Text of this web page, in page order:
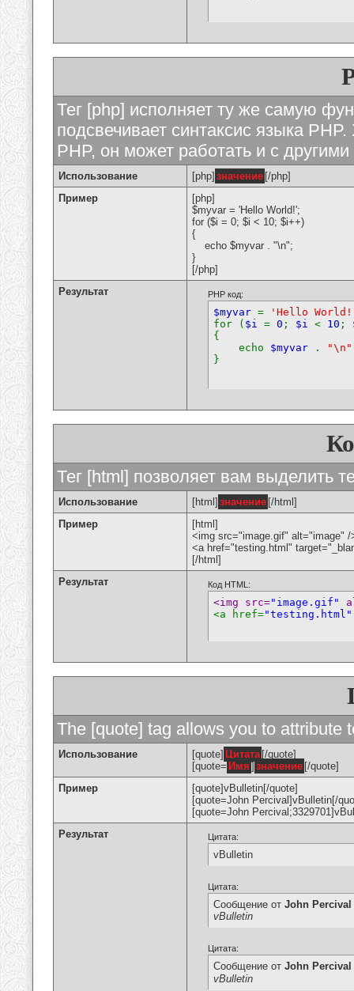
Тег [php] исполняет ту же самую
подсвечивает синтаксис языка
PHP, он может работать и с
Использование [php] значение [/php]
Пример
[php]
$myvar = 'Hello World!';
for ($i = 0; $i < 10; $i++)
{
echo $myvar . "\n";
}
[/php]
Результат
PHP код:
$myvar =
'Hello
for ( $i = 0 ; $i < 10 ;
{
echo $myvar . "\n"
}
Тег [html] позволяет вам выделить
Использование [html] значение [/html]
Пример
[html]
<img src="image.gif" alt="image" /
<a href="testing.html"
[/html]
Результат
Код HTML:
<img src="image.gif"
<a href="testing.html"
The [quote] tag allows you to attribute
Использование [quote] Цитата [/quote]
[quote= Имя ] значение [/quote]
Пример
[quote]vBulletin[/quote]
[quote=John Percival]vBulletin[/
[quote=John
Результат
Цитата:
vBulletin
Цитата:
Сообщение от John Percival
vBulletin
Цитата:
Сообщение от John Percival
vBulletin